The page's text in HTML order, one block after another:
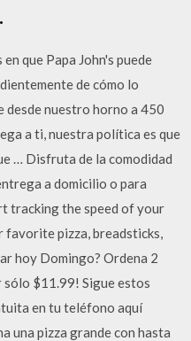
que Papa John's puede
de cómo lo
desde nuestro horno a 450
a ti, nuestra política es que
… Disfruta de la comodidad
a domicilio o para
tracking the speed of your
pizza, breadsticks,
hoy Domingo? Ordena 2
sólo $11.99! Sigue estos
en tu teléfono aquí
una pizza grande con hasta